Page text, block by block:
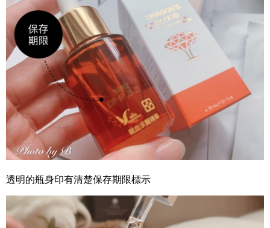
透明的瓶身印有清楚保存期限標示